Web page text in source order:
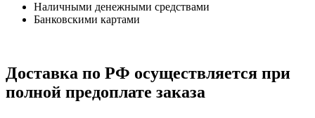
Наличными денежными средствами
Банковскими картами
Доставка по РФ осуществляется при
полной предоплате заказа